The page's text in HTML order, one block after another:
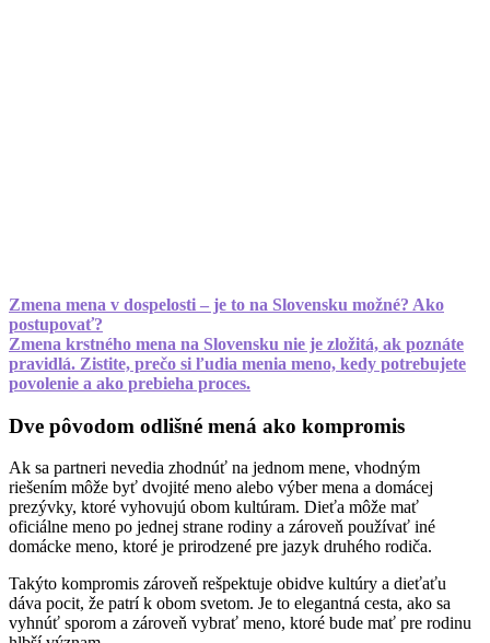
Zmena mena v dospelosti – je to na Slovensku možné? Ako
postupovať?
Zmena krstného mena na Slovensku nie je zložitá, ak poznáte
pravidlá. Zistite, prečo si ľudia menia meno, kedy potrebujete
povolenie a ako prebieha proces.
Dve pôvodom odlišné mená ako kompromis
Ak sa partneri nevedia zhodnúť na jednom mene, vhodným
riešením môže byť dvojité meno alebo výber mena a domácej
prezývky, ktoré vyhovujú obom kultúram. Dieťa môže mať
oficiálne meno po jednej strane rodiny a zároveň používať iné
domácke meno, ktoré je prirodzené pre jazyk druhého rodiča.
Takýto kompromis zároveň rešpektuje obidve kultúry a dieťaťu
dáva pocit, že patrí k obom svetom. Je to elegantná cesta, ako sa
vyhnúť sporom a zároveň vybrať meno, ktoré bude mať pre rodinu